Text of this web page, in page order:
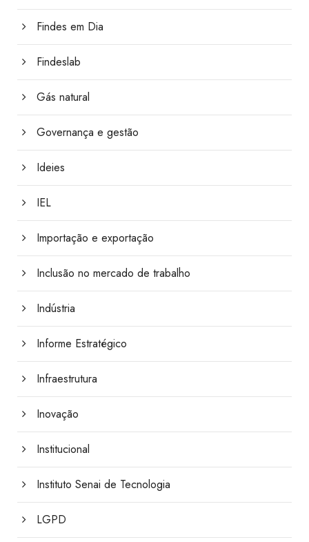
Findes em Dia
Findeslab
Gás natural
Governança e gestão
Ideies
IEL
Importação e exportação
Inclusão no mercado de trabalho
Indústria
Informe Estratégico
Infraestrutura
Inovação
Institucional
Instituto Senai de Tecnologia
LGPD